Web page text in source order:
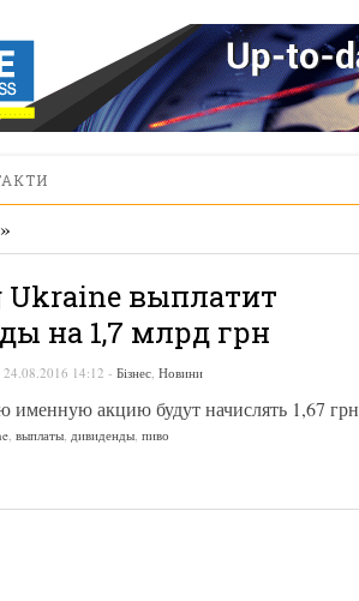
»
Ukraine выплатит
на 1,7 млрд грн
24.08.2016 14:12 - Бізнес, Новини
именную акцию будут начислять 1,67 грн
, выплаты, дивиденды, пиво